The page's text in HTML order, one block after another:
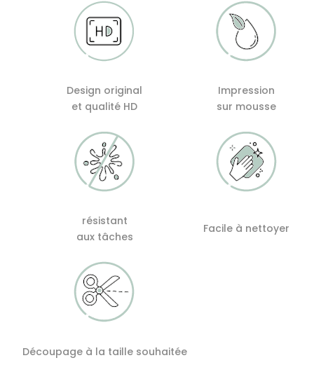
Design original
et qualité HD
Impression
sur mousse
résistant
aux tâches
Facile à nettoyer
Découpage à la taille souhaitée